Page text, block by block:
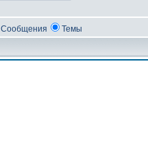
Сообщения Темы